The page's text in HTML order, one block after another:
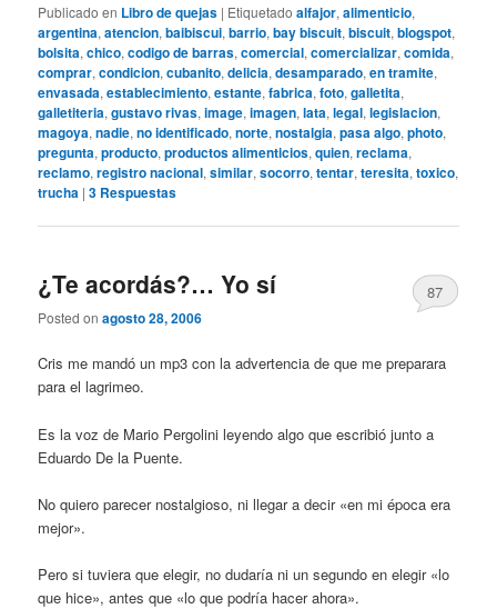
Publicado en Libro de quejas | Etiquetado alfajor,alimenticio,
argentina,atencion,baibiscui,barrio,bay biscuit,biscuit,blogspot,
bolsita,chico,codigo de barras,comercial,comercializar,comida,
comprar,condicion,cubanito,delicia,desamparado,en tramite,
envasada,establecimiento,estante,fabrica,foto,galletita,
galletiteria,gustavo rivas,image,imagen,lata,legal,legislacion,
magoya,nadie,no identificado,norte,nostalgia,pasa algo,photo,
pregunta,producto,productos alimenticios,quien,reclama,
reclamo,registro nacional,similar,socorro,tentar,teresita,toxico,
trucha |3 Respuestas
¿Te acordás?… Yo sí
Posted onagosto 28, 2006
87
Cris me mandó un mp3 con la advertencia de que me preparara
para el lagrimeo.
Es la voz de Mario Pergolini leyendo algo que escribió junto a
Eduardo De la Puente.
No quiero parecer nostalgioso, ni llegar a decir «en mi época era
mejor».
Pero si tuviera que elegir, no dudaría ni un segundo en elegir «lo
que hice», antes que «lo que podría hacer ahora».